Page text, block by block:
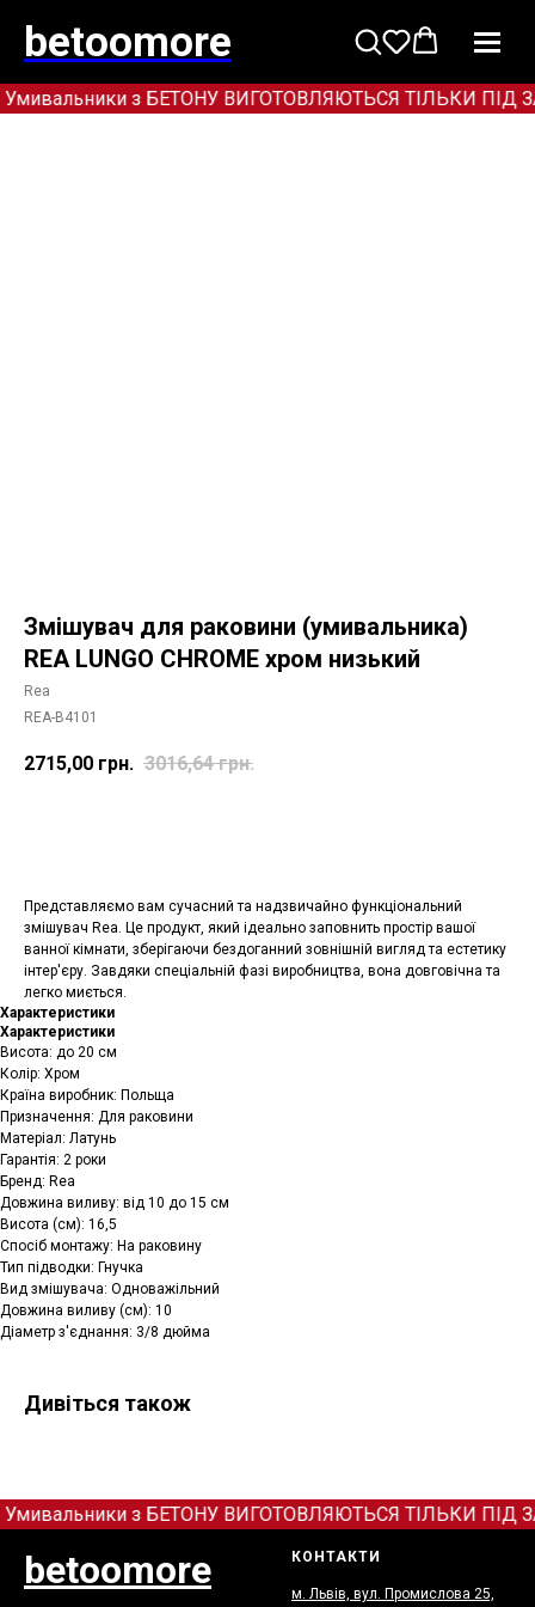
betoomore
з БЕТОНУ ВИГОТОВЛЯЮТЬСЯ ТІЛЬКИ ПІД
Змішувач для раковини (умивальника)
REA LUNGO CHROME хром низький
Rea
REA-B4101
2715,00 грн. 3016,64 грн.
Представляємо вам сучасний та надзвичайно функціональний
змішувач Rea. Це продукт, який ідеально заповнить простір вашої
ванної кімнати, зберігаючи бездоганний зовнішній вигляд та естетику
інтер'єру. Завдяки спеціальній фазі виробництва, вона довговічна та
легко миється.
Характеристики
Характеристики
Висота: до 20 см
Колір: Хром
Країна виробник: Польща
Призначення: Для раковини
Матеріал: Латунь
Гарантія: 2 роки
Бренд: Rea
Довжина виливу: від 10 до 15 см
Висота (см): 16,5
Спосіб монтажу: На раковину
Тип підводки: Гнучка
Вид змішувача: Одноважільний
Довжина виливу (см): 10
Діаметр з'єднання: 3/8 дюйма
Дивіться також
з БЕТОНУ ВИГОТОВЛЯЮТЬСЯ ТІЛЬКИ ПІД
betoomore КОНТАКТИ
м. Львів, вул. Промислова 25,